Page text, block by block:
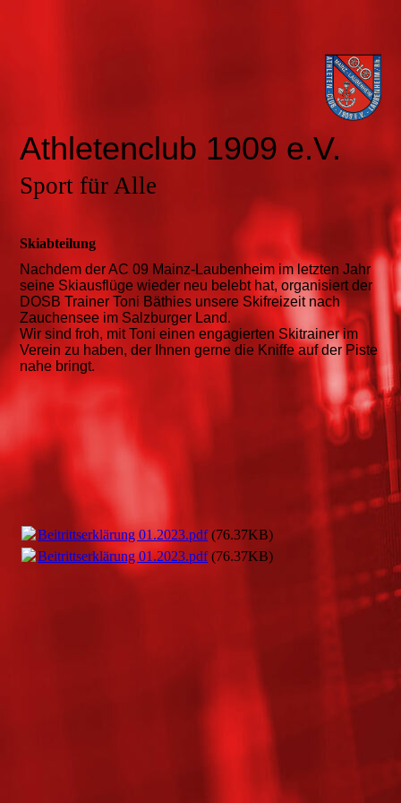
Athletenclub 1909 e.V.
Sport für Alle
Skiabteilung
Nachdem der AC 09 Mainz-Laubenheim im letzten Jahr
seine Skiausflüge wieder neu belebt hat, organisiert der
DOSB Trainer Toni Bäthies unsere Skifreizeit nach
Zauchensee im Salzburger Land.
Wir sind froh, mit Toni einen engagierten Skitrainer im
Verein zu haben, der Ihnen gerne die Kniffe auf der Piste
nahe bringt.
Beitrittserklärung 01.2023.pdf(76.37KB)
Beitrittserklärung 01.2023.pdf(76.37KB)